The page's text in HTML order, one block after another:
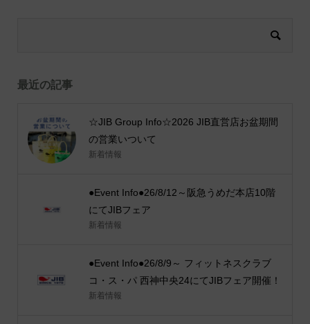
最近の記事
☆JIB Group Info☆2026 JIB直営店お盆期間
の営業いついて
新着情報
●Event Info●26/8/12～阪急うめだ本店10階
にてJIBフェア
新着情報
●Event Info●26/8/9～ フィットネスクラブ
コ・ス・パ 西神中央24にてJIBフェア開催！
新着情報